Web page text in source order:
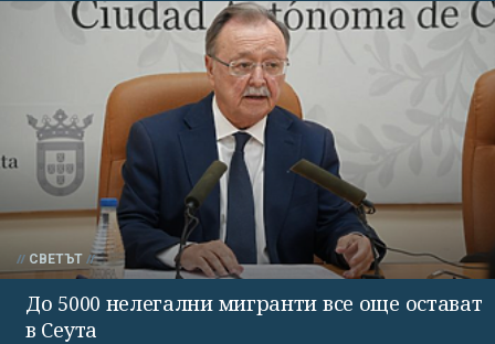
СВЕТЪТ
До 5000 нелегални мигранти все още остават
в Сеута